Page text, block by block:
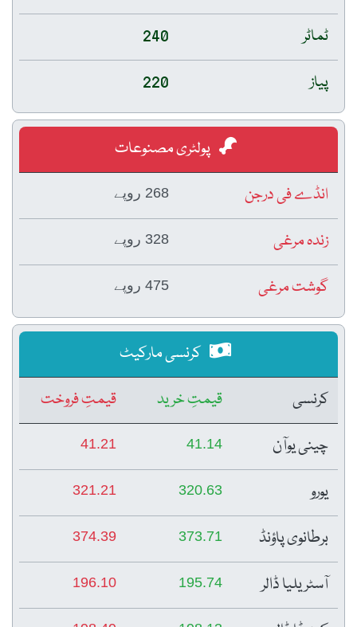
ٹماٹر
240
پیاز
220
پولٹری مصنوعات
انڈے فی درجن
268 روپے
زندہ مرغی 328 روپے
گوشت مرغی 475 روپے
کرنسی مارکیٹ
کرنسی
قیمتِ خرید
قیمتِ فروخت
چینی یوآن
41.14
41.21
یورو 320.63
321.21
برطانوی پاؤنڈ 373.71
374.39
آسٹریلیا ڈالر 195.74
196.10